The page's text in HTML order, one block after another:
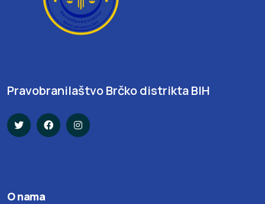
Pravobranilaštvo Brčko distrikta BIH
O nama